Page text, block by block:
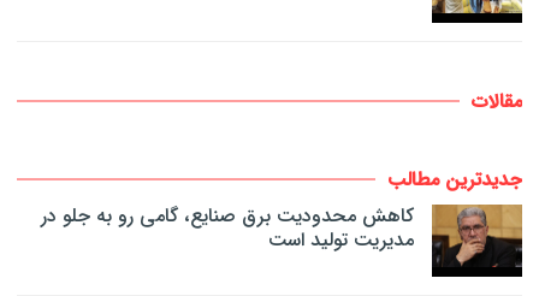
مقالات
جدیدترین مطالب
کاهش محدودیت برق صنایع، گامی رو به جلو در
مدیریت تولید است